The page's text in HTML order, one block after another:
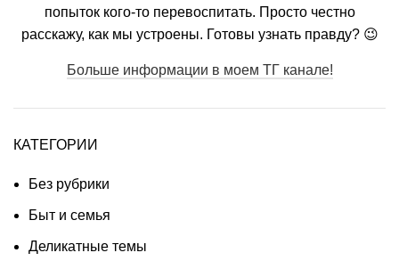
попыток кого-то перевоспитать. Просто честно
расскажу, как мы устроены. Готовы узнать правду? 😉
Больше информации в моем ТГ канале!
КАТЕГОРИИ
Без рубрики
Быт и семья
Деликатные темы